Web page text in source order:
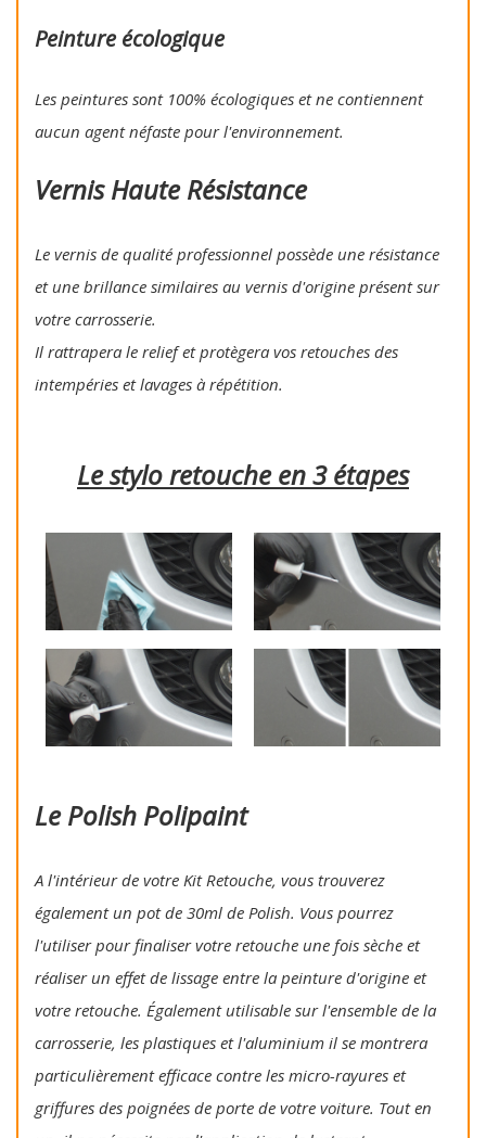
Peinture écologique
Les peintures sont 100% écologiques et ne contiennent
aucun agent néfaste pour l'environnement.
Vernis Haute Résistance
Le vernis de qualité professionnel possède une résistance
et une brillance similaires au vernis d'origine présent sur
votre carrosserie.
Il rattrapera le relief et protègera vos retouches des
intempéries et lavages à répétition.
Le stylo retouche en 3 étapes
Le Polish Polipaint
A l'intérieur de votre Kit Retouche, vous trouverez
également un pot de 30ml de Polish. Vous pourrez
l'utiliser pour finaliser votre retouche une fois sèche et
réaliser un effet de lissage entre la peinture d'origine et
votre retouche. Également utilisable sur l'ensemble de la
carrosserie, les plastiques et l'aluminium il se montrera
particulièrement efficace contre les micro-rayures et
griffures des poignées de porte de votre voiture. Tout en